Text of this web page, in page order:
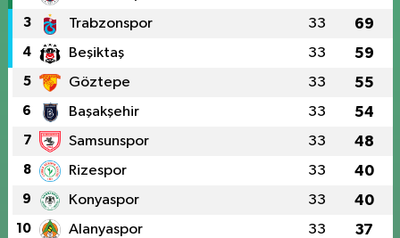
3 Trabzonspor 33 69
4 Beşiktaş 33 59
5 Göztepe 33 55
6 Başakşehir 33 54
7 Samsunspor 33 48
8 Rizespor 33 40
9 Konyaspor 33 40
10 Alanyaspor 33 37